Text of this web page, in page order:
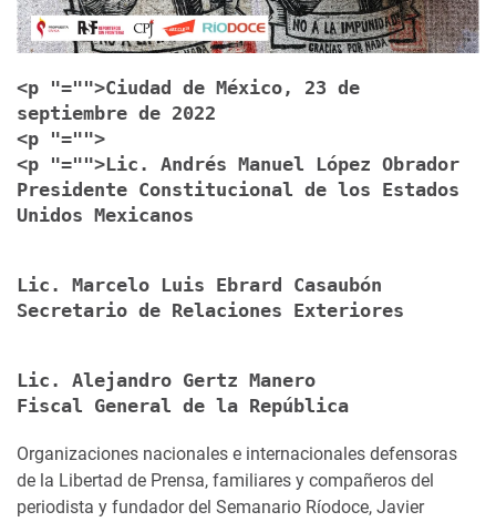
<p "="">Ciudad de México, 23 de
septiembre de 2022
<p "="">
<p "="">Lic. Andrés Manuel López Obrador
Presidente Constitucional de los Estados
Unidos Mexicanos
Lic. Marcelo Luis Ebrard Casaubón
Secretario de Relaciones Exteriores
Lic. Alejandro Gertz Manero
Fiscal General de la República
Organizaciones nacionales e internacionales defensoras
de la Libertad de Prensa, familiares y compañeros del
periodista y fundador del Semanario Ríodoce, Javier